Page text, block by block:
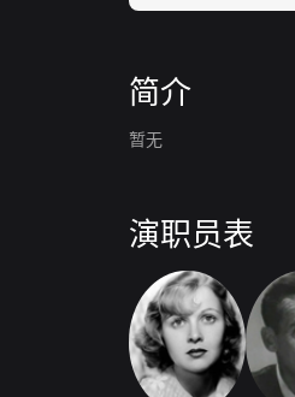
简介
暂无
演职员表